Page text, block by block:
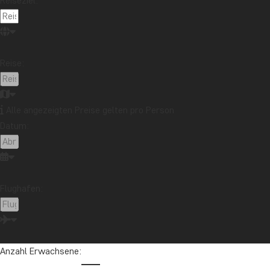
Anzahl Erwachsene: